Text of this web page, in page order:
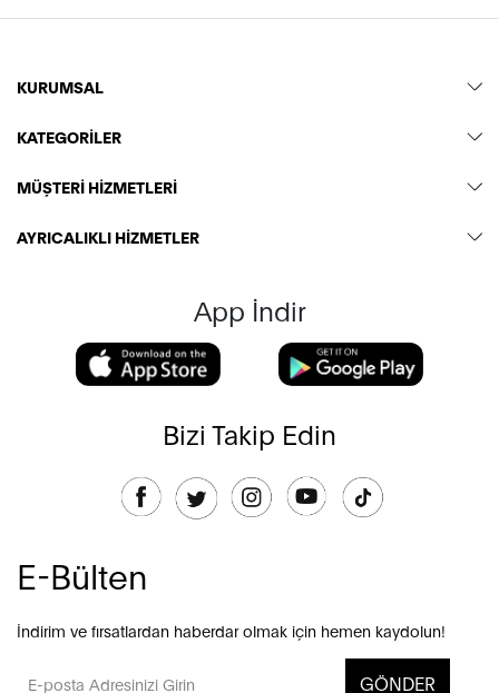
KURUMSAL
KATEGORİLER
MÜŞTERİ HİZMETLERİ
AYRICALIKLI HİZMETLER
App İndir
Bizi Takip Edin
E-Bülten
İndirim ve fırsatlardan haberdar olmak için hemen kaydolun!
GÖNDER